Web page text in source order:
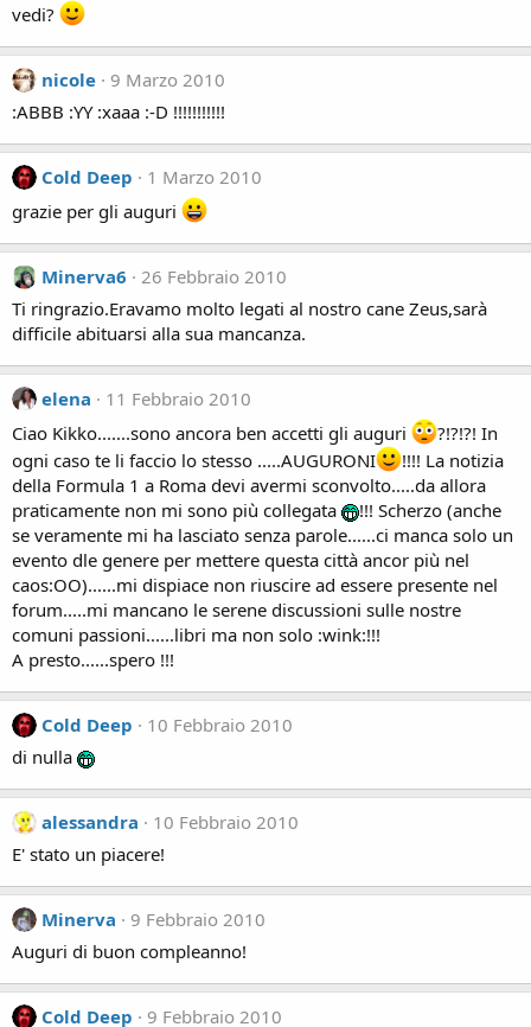
vedi?
nicole
9 Marzo 2010
:ABBB :YY :xaaa :-D !!!!!!!!!!!
Cold Deep
1 Marzo 2010
grazie per gli auguri
Minerva6
26 Febbraio 2010
Ti ringrazio.Eravamo molto legati al nostro cane Zeus,sarà
difficile abituarsi alla sua mancanza.
elena
11 Febbraio 2010
Ciao Kikko.......sono ancora ben accetti gli auguri
?!?!?! In
ogni caso te li faccio lo stesso .....AUGURONI
!!!! La notizia
della Formula 1 a Roma devi avermi sconvolto.....da allora
praticamente non mi sono più collegata
!!! Scherzo (anche
se veramente mi ha lasciato senza parole......ci manca solo un
evento dle genere per mettere questa città ancor più nel
caos:OO)......mi dispiace non riuscire ad essere presente nel
forum.....mi mancano le serene discussioni sulle nostre
comuni passioni......libri ma non solo :wink:!!!
A presto......spero !!!
Cold Deep
10 Febbraio 2010
di nulla
alessandra
10 Febbraio 2010
E' stato un piacere!
Minerva
9 Febbraio 2010
Auguri di buon compleanno!
Cold Deep 9 Febbraio 2010